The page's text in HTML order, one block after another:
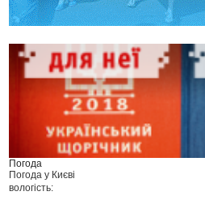
Погода
Погода у Києві
вологість: